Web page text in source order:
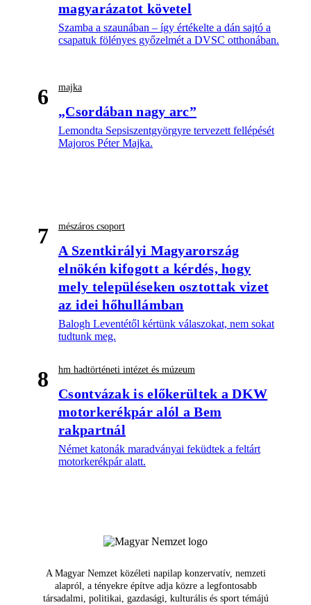
magyarázatot követel
Szamba a szaunában – így értékelte a dán sajtó a
csapatuk fölényes győzelmét a DVSC otthonában.
6 majka
„Csordában nagy arc”
Lemondta Sepsiszentgyörgyre tervezett fellépését
Majoros Péter Majka.
7 mészáros csoport
A Szentkirályi Magyarország
elnökén kifogott a kérdés, hogy
mely településeken osztottak vizet
az idei hőhullámban
Balogh Leventétől kértünk válaszokat, nem sokat
tudtunk meg.
8 hm hadtörténeti intézet és múzeum
Csontvázak is előkerültek a DKW
motorkerékpár alól a Bem
rakpartnál
Német katonák maradványai feküdtek a feltárt
motorkerékpár alatt.
A Magyar Nemzet közéleti napilap konzervatív, nemzeti
alapról, a tényekre építve adja közre a legfontosabb
társadalmi, politikai, gazdasági, kulturális és sport témájú